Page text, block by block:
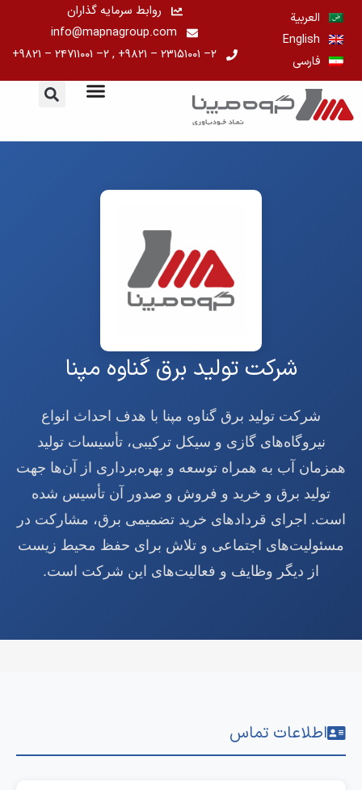
پرش
محتوا
العربية
English
فارسی
روابط سرمایه گذاران
info@mapnagroup.com
۲– ۲۳۱۵۱۰۰۱ – ۹۸۲۱+ , ۲– ۲۴۷۱۱۰۰۱ – ۹۸۲۱+
شرکت تولید برق گناوه مپنا
شرکت تولید برق گناوه مپنا با هدف احداث انواع
نیروگاه‌های گازی و سیکل ترکیبی، تأسیسات تولید
همزمان آب به همراه توسعه و بهره‌برداری از آن‌ها جهت
تولید برق و خرید و فروش و صدور آن تأسیس شده
است. اجرای قردادهای خرید تضمیمی برق، مشارکت در
مسئولیت‌های اجتماعی و تلاش برای حفظ محیط زیست
از دیگر وظایف و فعالیت‌های این شرکت است.
اطلاعات تماس